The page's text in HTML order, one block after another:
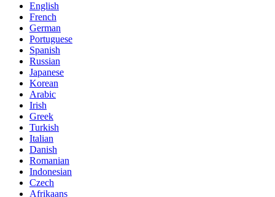
English
French
German
Portuguese
Spanish
Russian
Japanese
Korean
Arabic
Irish
Greek
Turkish
Italian
Danish
Romanian
Indonesian
Czech
Afrikaans